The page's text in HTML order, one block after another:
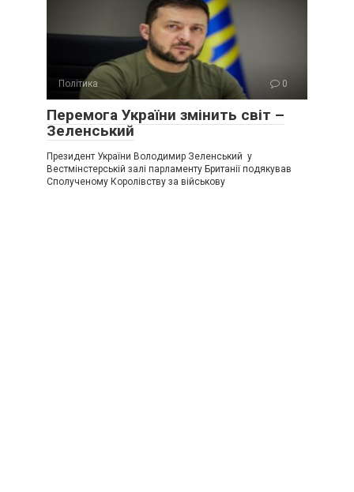
Політика 0
Перемога України змінить світ –
Зеленський
Президент України Володимир Зеленський у
Вестмінстерській залі парламенту Британії подякував
Сполученому Королівству за військову